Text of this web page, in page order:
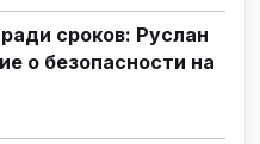
сроков: Руслан
о безопасности на